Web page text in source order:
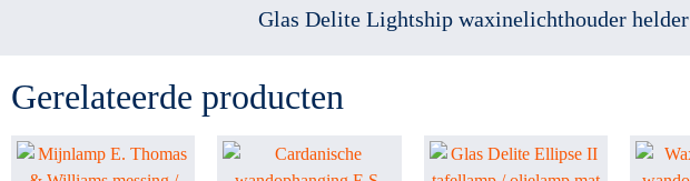
Glas Delite Lightship waxinelichthouder helder
Gerelateerde producten